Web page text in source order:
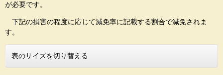
が必要です。
下記の損害の程度に応じて減免率に記載する割合で減免されま
す。
表のサイズを切り替える